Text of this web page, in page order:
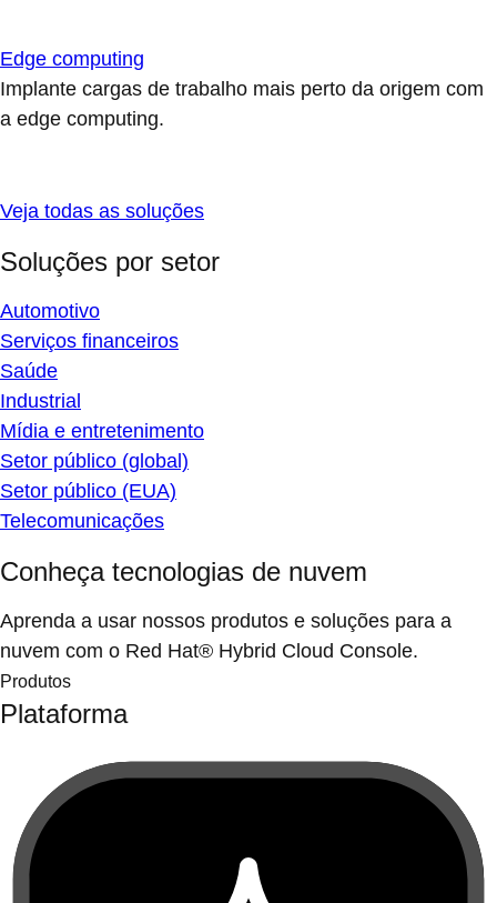
Edge computing
Implante cargas de trabalho mais perto da origem com
a edge computing.
Veja todas as soluções
Soluções por setor
Automotivo
Serviços financeiros
Saúde
Industrial
Mídia e entretenimento
Setor público (global)
Setor público (EUA)
Telecomunicações
Conheça tecnologias de nuvem
Aprenda a usar nossos produtos e soluções para a
nuvem com o Red Hat® Hybrid Cloud Console.
Produtos
Plataforma